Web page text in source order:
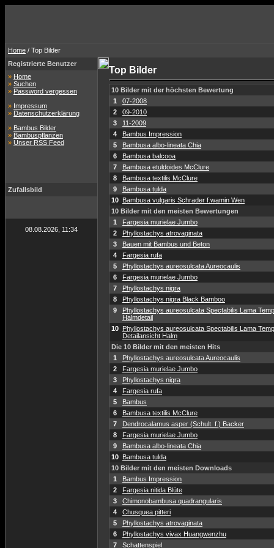
Home / Top Bilder
Registrierte Benutzer
» Home
» Suchen
» Password vergessen
» Impressum
» Datenschutzerklärung
» Bambus Bilder
» Bambuspflanzen
» Unser RSS Feed
Zufallsbild
08.08.2026, 11:34
Top Bilder
10 Bilder mit der höchsten Bewertung
1
07-2008
2
09-2010
3
11-2009
4
Bambus Impression
5
Bambusa albo-lineata Chia
6
Bambusa balcooa
7
Bambusa etuldoides McClure
8
Bambusa textilis McClure
9
Bambusa tulda
10 Bambusa vulgaris Schrader f.wamin Wen
10 Bilder mit den meisten Bewertungen
1
Fargesia murielae Jumbo
2
Phyllostachys atrovaginata
3
Bauen mit Bambus und Beton
4
Fargesia rufa
5
Phyllostachys aureosulcata Aureocaulis
6
Fargesia murielae Jumbo
7
Phyllostachys nigra
8
Phyllostachys nigra Black Bamboo
9
Phyllostachys aureosulcata Spectabilis Lama
Halmdetail
10 Phyllostachys aureosulcata Spectabilis Lama
Detailansicht Halm
Die 10 Bilder mit den meisten Hits
1
Phyllostachys aureosulcata Aureocaulis
2
Fargesia murielae Jumbo
3
Phyllostachys nigra
4
Fargesia rufa
5
Bambus
6
Bambusa textilis McClure
7
Dendrocalamus asper (Schult. f.) Backer
8
Fargesia murielae Jumbo
9
Bambusa albo-lineata Chia
10 Bambusa tulda
10 Bilder mit den meisten Downloads
1
Bambus Impression
2
Fargesia nitida Blüte
3
Chimonobambusa quadrangularis
4
Chusquea pitteri
5
Phyllostachys atrovaginata
6
Phyllostachys vivax Huangwenzhu
7
Schattenspiel